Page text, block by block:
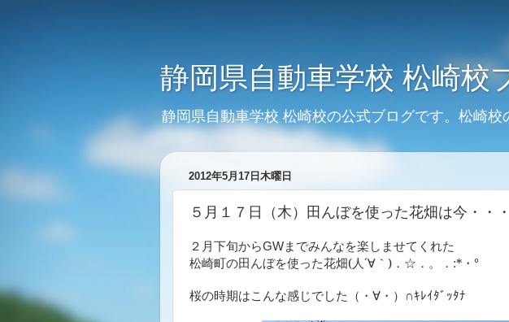
静岡県自動車学校 松崎校
静岡県自動車学校 松崎校の公式ブログです。松崎
2012年5月17日木曜日
５月１７日（木）田んぼを使った花畑は今・・・
２月下旬からGWまでみんなを楽しませてくれた
松崎町の田んぼを使った花畑(人´∀｀ ) ．☆．。． :* ・°
桜の時期はこんな感じでした（・∀・）∩ｷﾚｲﾀﾞｯﾀﾅ